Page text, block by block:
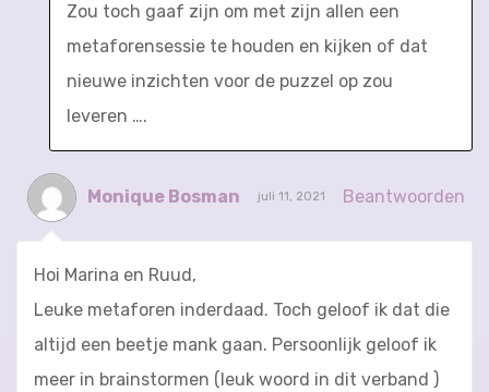
Zou toch gaaf zijn om met zijn allen een
metaforensessie te houden en kijken of dat
nieuwe inzichten voor de puzzel op zou
leveren ….
Monique Bosman juli 11, 2021 Beantwoorden
Hoi Marina en Ruud,
Leuke metaforen inderdaad. Toch geloof ik dat die
altijd een beetje mank gaan. Persoonlijk geloof ik
meer in brainstormen (leuk woord in dit verband )